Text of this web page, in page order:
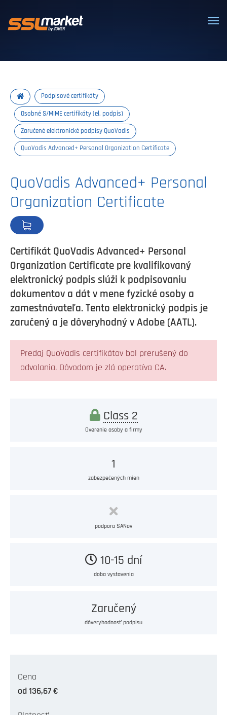
Dôveryhodné SSL/TLS certifikáty
Podpisové certifikáty
Osobné S/MIME certifikáty (el. podpis)
Zaručené elektronické podpisy QuoVadis
QuoVadis Advanced+ Personal Organization Certificate
QuoVadis Advanced+ Personal
Organization Certificate
Certifikát QuoVadis Advanced+ Personal
Organization Certificate pre kvalifikovaný
elektronický podpis slúži k podpisovaniu
dokumentov a dát v mene fyzické osoby a
zamestnávateľa. Tento elektronický podpis je
zaručený a je dôveryhodný v Adobe (AATL).
Predaj QuoVadis certifikátov bol prerušený do
odvolania. Dôvodom je zlá operatíva CA.
Class 2
Overenie osoby a firmy
1
zabezpečených mien
podpora SANov
10-15 dní
doba vystavenia
Zaručený
dôveryhodnosť podpisu
Cena
od 136,67 €